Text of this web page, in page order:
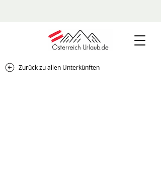
Zurück zu allen Unterkünften